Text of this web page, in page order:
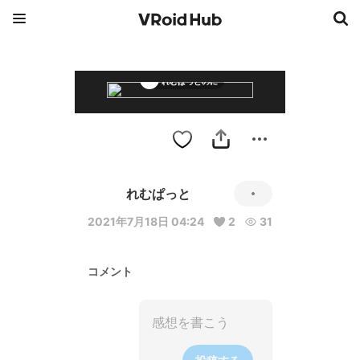
れむぱっとのに
れむぱっと
2021年7月18日 04:24 2 31
コメント